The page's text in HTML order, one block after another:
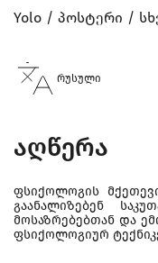
Yolo პოსტერი
რუსული
აღწერა
ფსიქოლოგის
გაანალიზებენ
მოსაზრებებთან და
ფსიქოლოგიურ